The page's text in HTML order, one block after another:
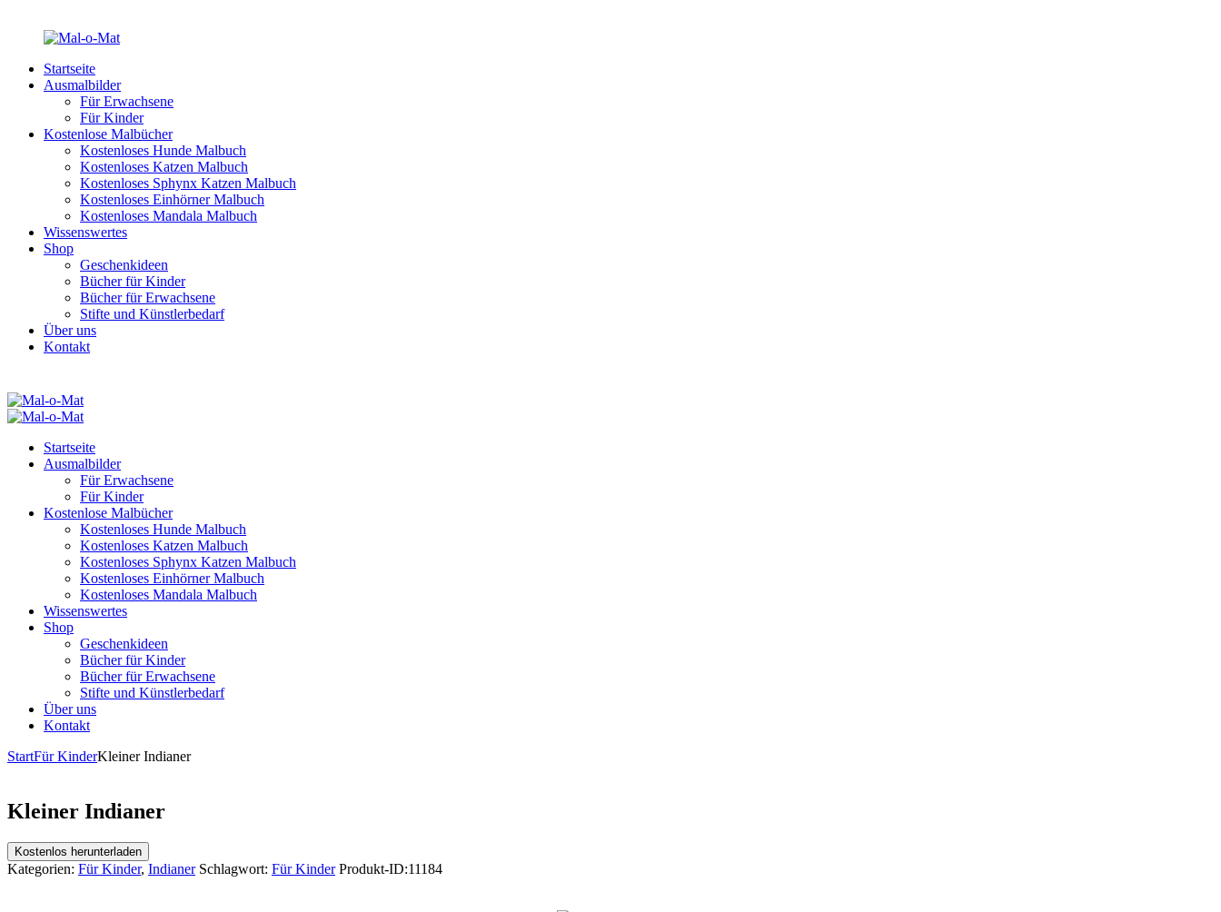
Startseite
Ausmalbilder
Für Erwachsene
Für Kinder
Kostenlose Malbücher
Kostenloses Hunde Malbuch
Kostenloses Katzen Malbuch
Kostenloses Sphynx Katzen Malbuch
Kostenloses Einhörner Malbuch
Kostenloses Mandala Malbuch
Wissenswertes
Shop
Geschenkideen
Bücher für Kinder
Bücher für Erwachsene
Stifte und Künstlerbedarf
Über uns
Kontakt
Startseite
Ausmalbilder
Für Erwachsene
Für Kinder
Kostenlose Malbücher
Kostenloses Hunde Malbuch
Kostenloses Katzen Malbuch
Kostenloses Sphynx Katzen Malbuch
Kostenloses Einhörner Malbuch
Kostenloses Mandala Malbuch
Wissenswertes
Shop
Geschenkideen
Bücher für Kinder
Bücher für Erwachsene
Stifte und Künstlerbedarf
Über uns
Kontakt
StartFür KinderKleiner Indianer
Kleiner Indianer
Kostenlos herunterladen
Kategorien: Für Kinder, Indianer Schlagwort: Für Kinder Produkt-ID:11184